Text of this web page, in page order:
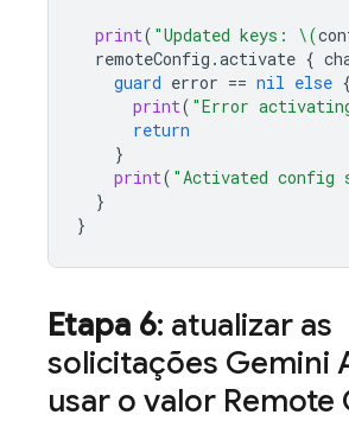
print( "Updated keys: \(
remoteConfig .activate {
guard error == nil else {
print( "Error
return
}
print( "Activated config
}
}
Etapa 6: atualizar as
solicitações Gemini
usar o valor Remote